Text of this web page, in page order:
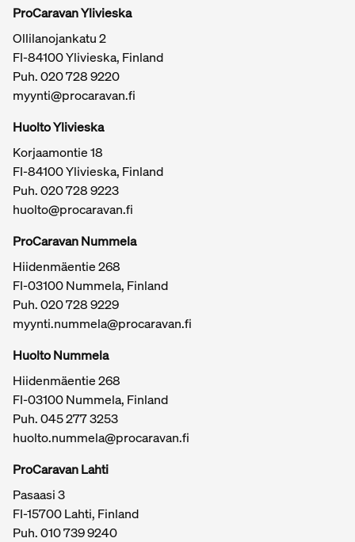
Tärkeitä linkkejä / sivukartta
ProCaravan Ylivieska
Ollilanojankatu 2
FI-84100 Ylivieska, Finland
Puh.020 728 9220
myynti@procaravan.fi
Huolto Ylivieska
Korjaamontie 18
FI-84100 Ylivieska, Finland
Puh.020 728 9223
huolto@procaravan.fi
ProCaravan Nummela
Hiidenmäentie 268
FI-03100 Nummela, Finland
Puh.020 728 9229
myynti.nummela@procaravan.fi
Huolto Nummela
Hiidenmäentie 268
FI-03100 Nummela, Finland
Puh. 045 277 3253
huolto.nummela@procaravan.fi
ProCaravan Lahti
Pasaasi 3
FI-15700 Lahti, Finland
Puh.010 739 9240